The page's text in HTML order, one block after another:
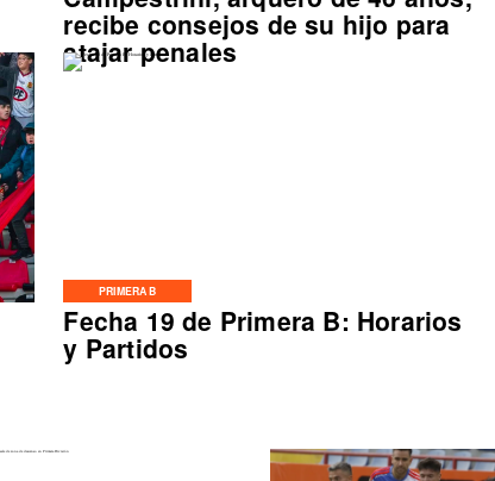
recibe consejos de su hijo para
atajar penales
PRIMERA B
Fecha 19 de Primera B: Horarios
y Partidos